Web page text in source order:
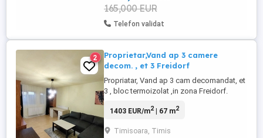
165,000 EUR
Telefon validat
2
Proprietar,Vand ap 3 camere
decom. , et 3 Freidorf
Propriatar, Vand ap 3 cam decomandat, et
3 , bloc termoizolat ,in zona Freidorf.
,mobilat si utilat.Zona
aproape. E3 si E7 pt acces in centrul
1403 EUR/m2| 67 m2
Timisoara, Timis